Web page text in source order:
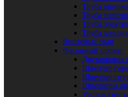
Труба
Труба
Труба
Труба
Винтовые сваи
Фасонный прокат
Двутавровая
Швеллер
Швеллер
Швеллеры
Уголок